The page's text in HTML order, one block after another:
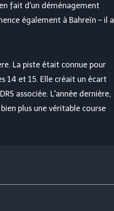
fait d'un déménagement
également à Bahreïn – il a
La piste était connue pour
14 et 15. Elle créait un écart
associée. L'année dernière,
plus une véritable course